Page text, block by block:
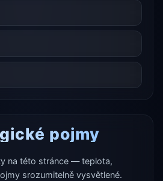
pojmy
na této stránce — teplota,
srozumitelně vysvětlené.